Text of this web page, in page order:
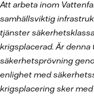
Att arbeta inom
samhällsviktig
tjänster
krigsplacerad. Är
säkerhetsprövning
enlighet med
krigsplacering sker